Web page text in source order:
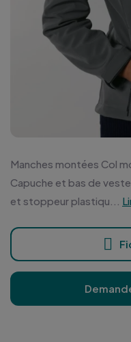
Manches montées Col
Capuche et bas de
et stoppeur plastiqu...